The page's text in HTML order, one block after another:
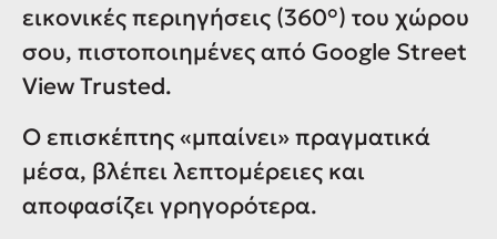
εικονικές περιηγήσεις (360°) του χώρου
σου, πιστοποιημένες από Google Street
View Trusted.
Ο επισκέπτης «μπαίνει» πραγματικά
μέσα, βλέπει λεπτομέρειες και
αποφασίζει γρηγορότερα.